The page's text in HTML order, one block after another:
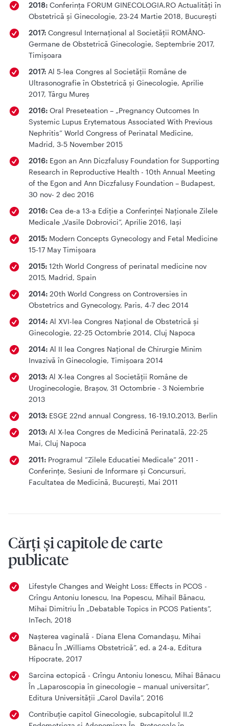
2018: Conferința FORUM GINECOLOGIA.RO Actualități în
Obstetrică și Ginecologie, 23-24 Martie 2018, București
2017: Congresul Internațional al Societății ROMÂNO-
Germane de Obstetrică Ginecologie, Septembrie 2017,
Timișoara
2017: Al 5-lea Congres al Societății Române de
Ultrasonografie în Obstetrică și Ginecologie, Aprilie
2017, Târgu Mureș
2016: Oral Preseteation – „Pregnancy Outcomes In
Systemic Lupus Erytematous Associated With Previous
Nephritis” World Congress of Perinatal Medicine,
Madrid, 3-5 November 2015
2016: Egon an Ann Diczfalusy Foundation for Supporting
Research in Reproductive Health - 10th Annual Meeting
of the Egon and Ann Diczfalusy Foundation – Budapest,
30 nov- 2 dec 2016
2016: Cea de-a 13-a Ediție a Conferinței Naționale Zilele
Medicale „Vasile Dobrovici”, Aprilie 2016, Iași
2015: Modern Concepts Gynecology and Fetal Medicine
15-17 May Timișoara
2015: 12th World Congress of perinatal medicine nov
2015, Madrid, Spain
2014: 20th World Congress on Controversies in
Obstetrics and Gynecology, Paris, 4-7 dec 2014
2014: Al XVI-lea Congres Național de Obstetrică și
Ginecologie, 22-25 Octombrie 2014, Cluj Napoca
2014: Al II lea Congres Național de Chirurgie Minim
Invazivă în Ginecologie, Timișoara 2014
2013: Al X-lea Congres al Societății Române de
Uroginecologie, Brașov, 31 Octombrie - 3 Noiembrie
2013
2013: ESGE 22nd annual Congress, 16-19.10.2013, Berlin
2013: Al X-lea Congres de Medicină Perinatală, 22-25
Mai, Cluj Napoca
2011: Programul ”Zilele Educatiei Medicale” 2011 -
Conferințe, Sesiuni de Informare și Concursuri,
Facultatea de Medicină, București, Mai 2011
Cărți și capitole de carte
publicate
Lifestyle Changes and Weight Loss: Effects in PCOS -
Crîngu Antoniu Ionescu, Ina Popescu, Mihail Bănacu,
Mihai Dimitriu În „Debatable Topics in PCOS Patients”,
InTech, 2018
Nașterea vaginală - Diana Elena Comandașu, Mihai
Bănacu În „Williams Obstetrică”, ed. a 24-a, Editura
Hipocrate, 2017
Sarcina ectopică - Crîngu Antoniu Ionescu, Mihai Bănacu
În „Laparoscopia în ginecologie – manual universitar”,
Editura Universității „Carol Davila”, 2016
Contribuție capitol Ginecologie, subcapitolul II.2